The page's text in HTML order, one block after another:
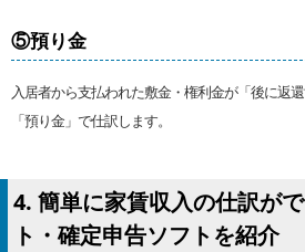
⑤預り金
入居者から支払われた敷金・権利金が「後に返
「預り金」で仕訳します。
4. 簡単に家賃収入の仕訳が
ト・確定申告ソフトを紹介